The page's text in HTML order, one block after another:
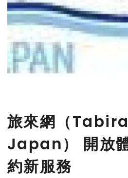
旅來網（
Japan） 開放
約新服務